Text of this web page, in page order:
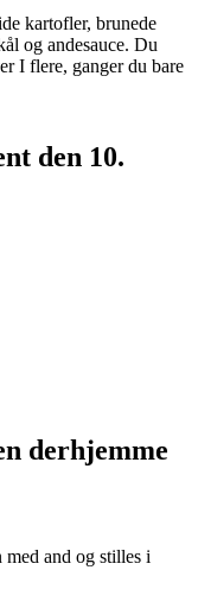
kartofler, brunede
og andesauce. Du
I flere, ganger du bare
den 10.
derhjemme
med and og stilles i